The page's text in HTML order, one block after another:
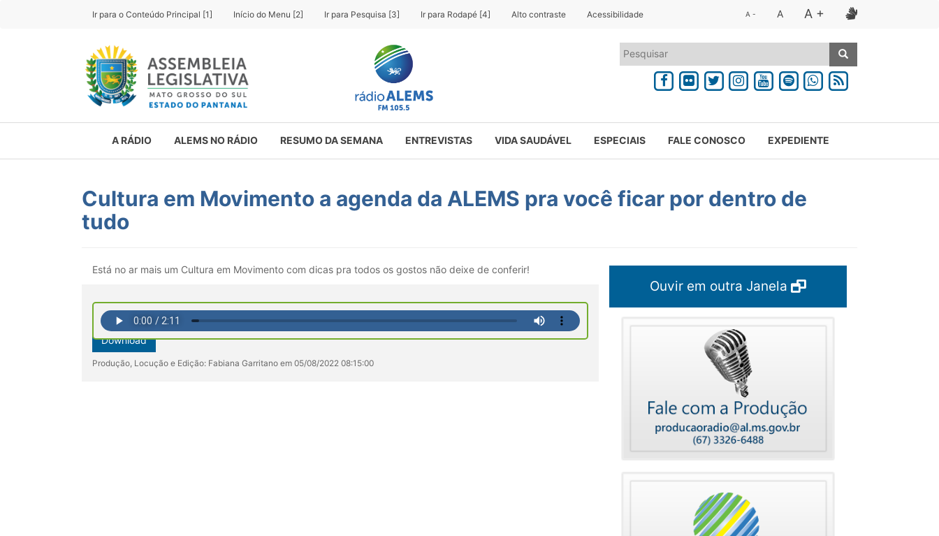
Ir para o Conteúdo Principal [1] Início do Menu [2] Ir para Pesquisa [3] Ir para Rodapé [4] Alto contraste Acessibilidade A - A A +
A RÁDIO ALEMS NO RÁDIO RESUMO DA SEMANA ENTREVISTAS VIDA SAUDÁVEL ESPECIAIS FALE CONOSCO EXPEDIENTE
Cultura em Movimento a agenda da ALEMS pra você ficar por dentro de
tudo
Está no ar mais um Cultura em Movimento com dicas pra todos os gostos não deixe de conferir!
Download
Produção, Locução e Edição: Fabiana Garritano em 05/08/2022 08:15:00
Ouvir em outra Janela